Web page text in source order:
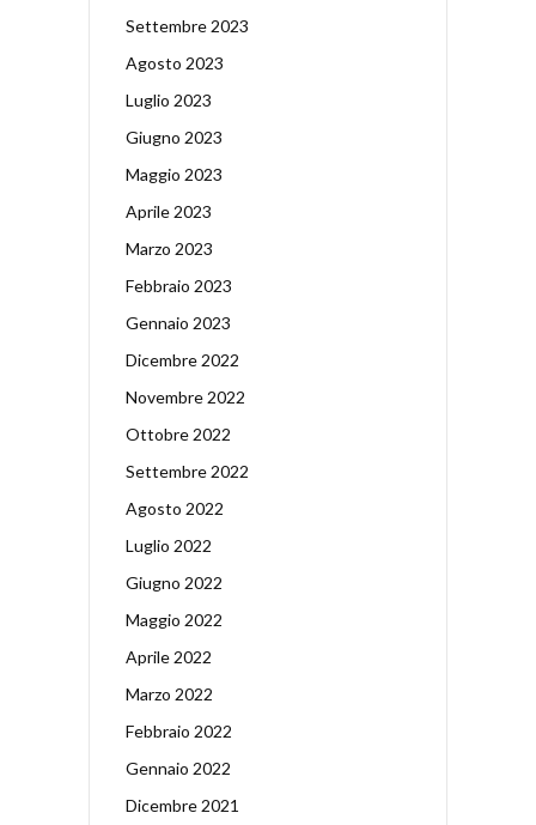
Settembre 2023
Agosto 2023
Luglio 2023
Giugno 2023
Maggio 2023
Aprile 2023
Marzo 2023
Febbraio 2023
Gennaio 2023
Dicembre 2022
Novembre 2022
Ottobre 2022
Settembre 2022
Agosto 2022
Luglio 2022
Giugno 2022
Maggio 2022
Aprile 2022
Marzo 2022
Febbraio 2022
Gennaio 2022
Dicembre 2021